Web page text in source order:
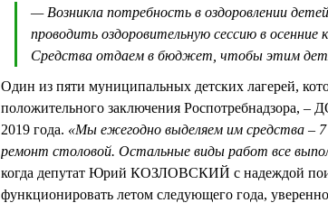
— Возникла потребность в оздоровлении
проводить оздоровительную сессию в осенние
Средства отдаем в бюджет, чтобы этим
Один из пяти муниципальных детских лагерей,
положительного заключения Роспотребнадзора,
2019 года. «Мы ежегодно выделяем им средства –
ремонт столовой. Остальные виды работ все
когда депутат Юрий КОЗЛОВСКИЙ с надеждой
функционировать летом следующего года, уверенно